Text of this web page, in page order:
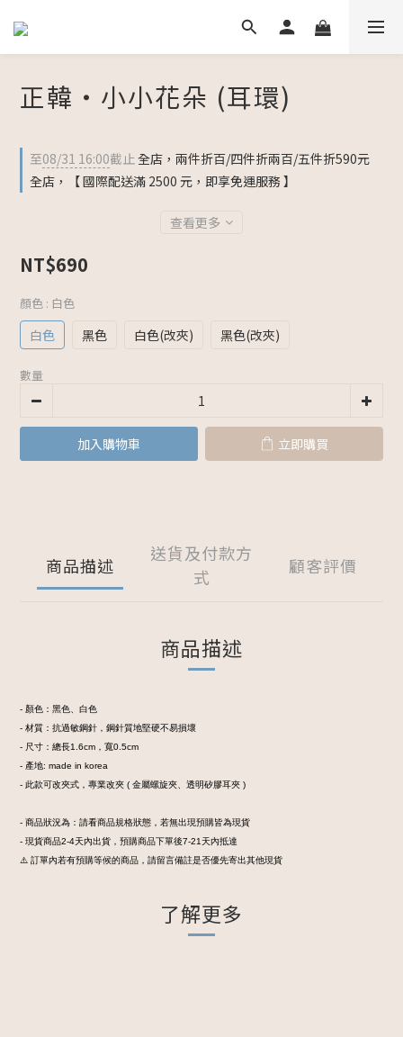
正韓・小小花朵 (耳環)
至08/31 16:00截止全店，兩件折百/四件折兩百/五件折590元
全店，【 國際配送滿 2500 元，即享免運服務 】
查看更多
NT$690
顏色 : 白色
白色 黑色 白色(改夾) 黑色(改夾)
數量
加入購物車 立即購買
商品描述
送貨及付款方
式
顧客評價
商品描述
- 顏色：黑色、白色
- 材質：抗過敏鋼針，鋼針質地堅硬不易損壞
- 尺寸：總長1.6cm，寬0.5cm
- 產地: made in korea
- 此款可改夾式，專業改夾 ( 金屬螺旋夾、透明矽膠耳夾 )
- 商品狀況為：請看商品規格狀態，若無出現預購皆為現貨
- 現貨商品2-4天內出貨，預購商品下單後7-21天內抵達
⚠️ 訂單內若有預購等候的商品，請留言備註是否優先寄出其他現貨
了解更多